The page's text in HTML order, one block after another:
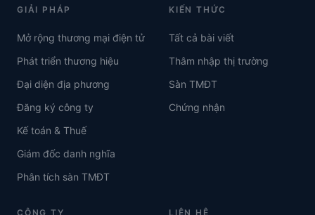
GIẢI PHÁP
Mở rộng thương mại điện tử
Phát triển thương hiệu
Đại diện địa phương
Đăng ký công ty
Kế toán & Thuế
Giám đốc danh nghĩa
Phân tích sàn TMĐT
KIẾN THỨC
Tất cả bài viết
Thâm nhập thị trường
Sàn TMĐT
Chứng nhận
CÔNG TY LIÊN HỆ